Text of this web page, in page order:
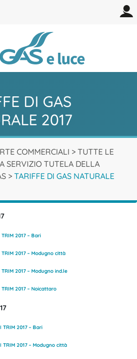
DI GAS
2017
COMMERCIALI > TUTTE LE
SERVIZIO TUTELA DELLA
> TARIFFE DI GAS NATURALE
2017 – Bari
2017 – Modugno città
2017 – Modugno ind.le
2017 – Noicattaro
2017 – Bari
2017 – Modugno città